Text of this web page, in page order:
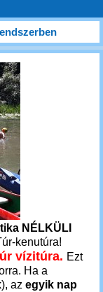
NÉLKÜLI
kenutúra!
vízitúra. Ezt
Ha a
az egyik nap